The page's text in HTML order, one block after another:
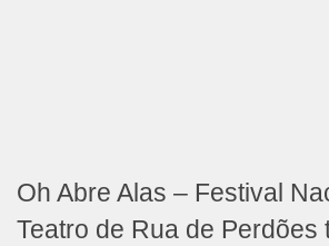
Oh Abre Alas – Festival
Teatro de Rua de Perdões